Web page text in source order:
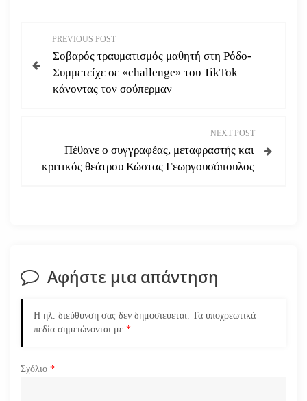
λ
ά
θ
ρ
PREVIOUS POST
Σοβαρός τραυματισμός μαθητή στη Ρόδο-
Συμμετείχε σε «challenge» του TikTok
κάνοντας τον σούπερμαν
NEXT POST
Πέθανε ο συγγραφέας, μεταφραστής και
κριτικός θεάτρου Κώστας Γεωργουσόπουλος
Αφήστε μια απάντηση
Η ηλ. διεύθυνση σας δεν δημοσιεύεται. Τα υποχρεωτικά
πεδία σημειώνονται με *
Σχόλιο *